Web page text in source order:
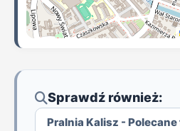
Sprawdź również:
Pralnia Kalisz - Polecane